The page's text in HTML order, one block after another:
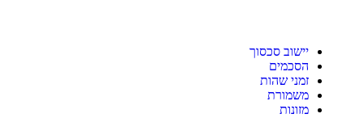
יישוב סכסוך
הסכמים
זמני שהות
משמורת
מזונות